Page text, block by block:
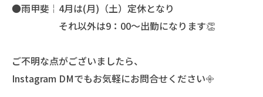
●雨甲斐￤4月は(月)（土）定休となり
それ以外は9：00〜出勤になります👏
ご不明な点がございましたら、
Instagram DMでもお気軽にお問合せください𖧷